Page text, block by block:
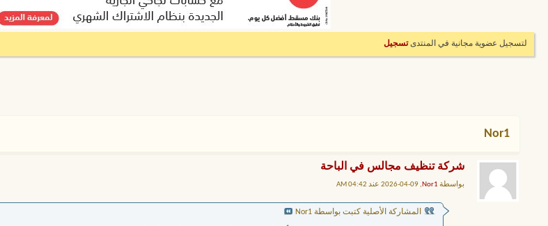
لتسجيل عضوية مجانية في المنتدىتسجيل
Nor1
شركة تنظيف مجالس في الباحة
بواسطة Nor1, 09-04-2026 عند 04:42 AM
المشاركة الأصلية كتبت بواسطة Nor1